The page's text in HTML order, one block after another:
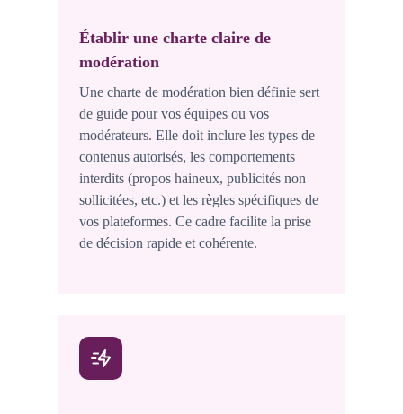
Établir une charte claire de
modération
Une charte de modération bien définie sert
de guide pour vos équipes ou vos
modérateurs. Elle doit inclure les types de
contenus autorisés, les comportements
interdits (propos haineux, publicités non
sollicitées, etc.) et les règles spécifiques de
vos plateformes. Ce cadre facilite la prise
de décision rapide et cohérente.